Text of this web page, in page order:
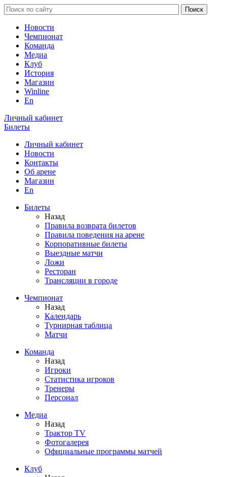
Новости
Чемпионат
Команда
Медиа
Клуб
История
Магазин
Winline
En
Личный кабинет
Билеты
Личный кабинет
Новости
Контакты
Об арене
Магазин
En
Билеты
Назад
Правила возврата билетов
Правила поведения на арене
Корпоративные билеты
Выездные матчи
Ложи
Ресторан
Трансляции в городе
Чемпионат
Назад
Календарь
Турнирная таблица
Матчи
Команда
Назад
Игроки
Статистика игроков
Тренеры
Персонал
Медиа
Назад
Трактор TV
Фотогалерея
Официальные программы матчей
Клуб